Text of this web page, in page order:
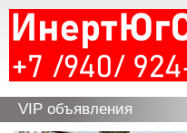
VIP объявления